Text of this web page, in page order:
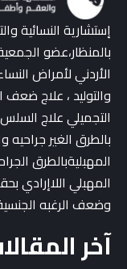
إستشارية النسائية
بالمنظار،عضو
الأردني لأمراض
والتوليد ، علاج ضعف
التجميلي علاج
بالطرق الغير جراحيه
المهبليةبالطرق
المهبلي اللاإرادي
وضعف الرغبه
آخر